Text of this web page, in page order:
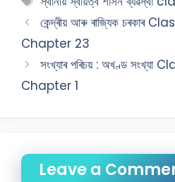
কেন্দ্ৰীয় আৰু ৰাজ্যিক
Chapter 23
সংখ্যাৰ পৰিচয় : অখণ্ড
Chapter 1
Leave a